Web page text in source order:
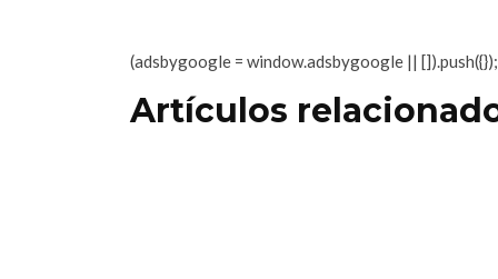
(adsbygoogle = window.adsbygoogle || []).push({});
Artículos